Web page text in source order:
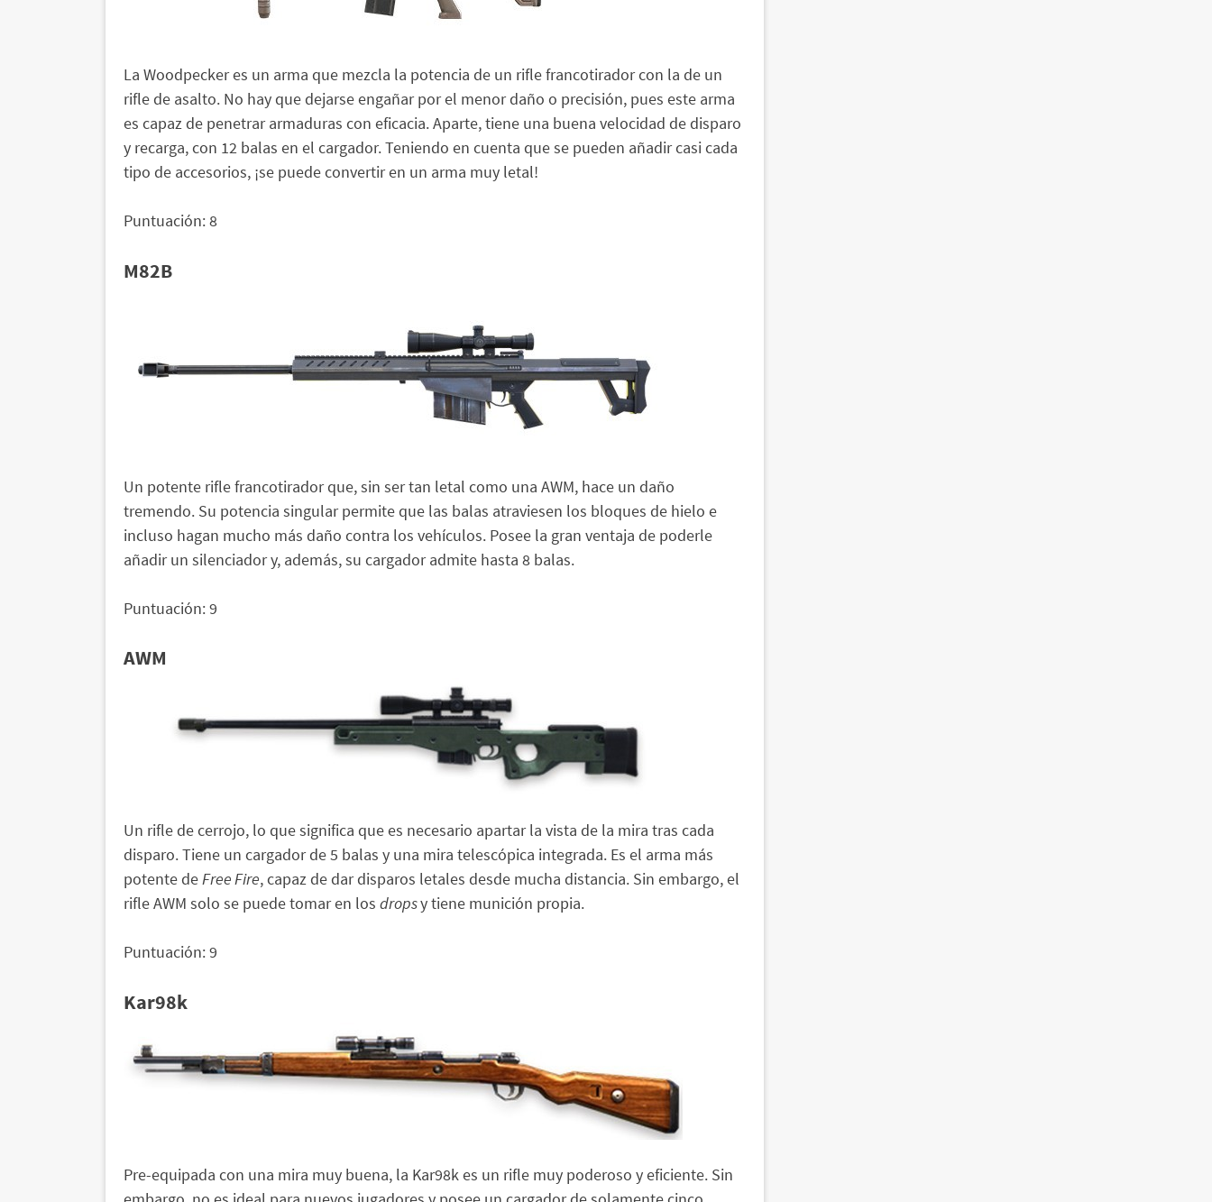
La Woodpecker es un arma que mezcla la potencia de un rifle francotirador con la de un
rifle de asalto. No hay que dejarse engañar por el menor daño o precisión, pues este arma
es capaz de penetrar armaduras con eficacia. Aparte, tiene una buena velocidad de disparo
y recarga, con 12 balas en el cargador. Teniendo en cuenta que se pueden añadir casi cada
tipo de accesorios, ¡se puede convertir en un arma muy letal!
Puntuación: 8
M82B
Un potente rifle francotirador que, sin ser tan letal como una AWM, hace un daño
tremendo. Su potencia singular permite que las balas atraviesen los bloques de hielo e
incluso hagan mucho más daño contra los vehículos. Posee la gran ventaja de poderle
añadir un silenciador y, además, su cargador admite hasta 8 balas.
Puntuación: 9
AWM
Un rifle de cerrojo, lo que significa que es necesario apartar la vista de la mira tras cada
disparo. Tiene un cargador de 5 balas y una mira telescópica integrada. Es el arma más
potente deFree Fire, capaz de dar disparos letales desde mucha distancia. Sin embargo, el
rifle AWM solo se puede tomar en los dropsy tiene munición propia.
Puntuación: 9
Kar98k
Pre-equipada con una mira muy buena, la Kar98k es un rifle muy poderoso y eficiente. Sin